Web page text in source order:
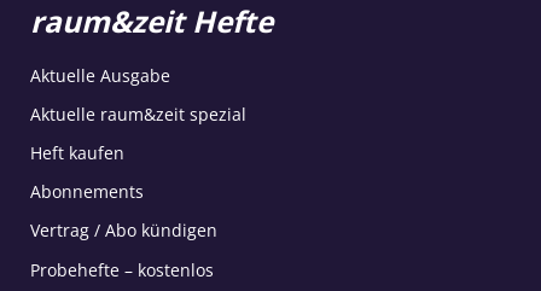
raum&zeit Hefte
Aktuelle Ausgabe
Aktuelle raum&zeit spezial
Heft kaufen
Abonnements
Vertrag / Abo kündigen
Probehefte – kostenlos